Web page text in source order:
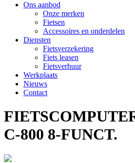
Ons aanbod
Onze merken
Fietsen
Accessoires en onderdelen
Diensten
Fietsverzekering
Fiets leasen
Fietsverhuur
Werkplaats
Nieuws
Contact
C-800 8-FUNCT.